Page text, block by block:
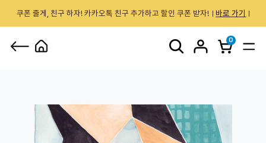
쿠폰 줄게, 친구 하자! 카카오톡 친구 추가하고 할인 쿠폰 받자! 바로 가기
0